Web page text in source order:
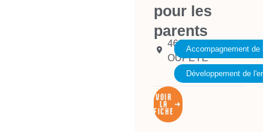
pour les
parents
4680
OUPEYE
Accompagnement de
Développement de
VOIR
LA
FICHE